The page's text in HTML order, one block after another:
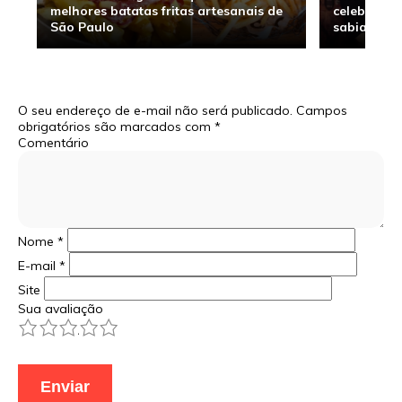
melhores batatas fritas artesanais de
São Paulo
sabia
O seu endereço de e-mail não será publicado. Campos
obrigatórios são marcados com *
Comentário
Nome *
E-mail *
Site
Sua avaliação
5
4
3
2